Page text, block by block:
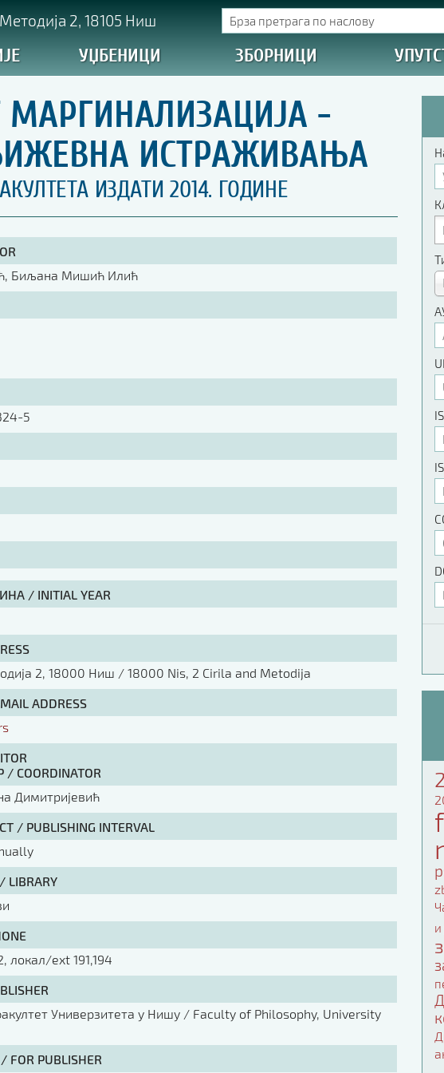
2, 18105 Ниш
УЏБЕНИЦИ ЗБОРНИЦИ
-
ИСТРАЖИВАЊА
ИЗДАТИ 2014. ГОДИНЕ
Биљана Мишић Илић
5
/ INITIAL YEAR
2, 18000 Ниш / 18000 Nis, 2 Cirila and Metodija
ADDRESS
COORDINATOR
Димитријевић
PUBLISHING INTERVAL
локал/ext 191,194
Универзитета у Нишу / Faculty of Philosophy, University
PUBLISHER
и